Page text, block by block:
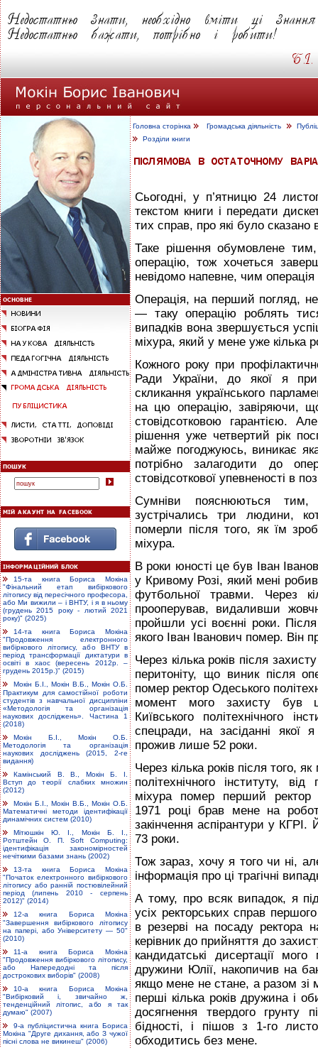
15-та книга Бориса Мокіна
"Фінальний етап вибіркового
літопису від пересічного професора,
або Ми вижили – і ВНТУ, і я в ньому
(грудень 2015 року - лютий 2021
року)" (2025)
14-та книга Бориса Мокіна
"Продовження електронного
вибіркового літопису, або ВНТУ в
період трансформації диктатури в
освіті в хаос (вересень 2012р. –
грудень 2015р.)" (2015)
Мокін Б.І., Мокін В.Б., Мокін О.Б.
Практикум для самостійної роботи
студентів з навчальної дисципліни
«Методологія та організація
наукових досліджень». Частина 1
(2018)
Мокін Б.І., Мокін О.Б.
Методологія та організація
наукових досліджень (2015, 2-ге
видання)
Камінський В. В., Мокін Б. І.
Вступ до теорії слабких множин
(2012)
Мокін Б.І., Мокін В.Б., Мокін О.Б.
Математичні методи ідентифікації
динамічних систем (2010)
Мітюшкін Ю. І., Мокін Б. І.,
Ротштейн О. П. Soft Computing:
ідентифікація закономірностей
нечіткими базами знань (2002)
13-та книга Бориса Мокіна
"Початок електронного вибіркового
літопису або ранній постювілейний
період (липень 2010 - серпень
2012)" (2014)
12-а книга Бориса Мокіна
"Завершення вибіркового літопису
на папері, або Університету — 50"
(2010)
11-а книга Бориса Мокіна
"Продовження вибіркового літопису,
або Напередодні та після
дострокових виборів" (2008)
10-а книга Бориса Мокіна
"Вибірковий і, звичайно ж,
тенденційний літопис, або я так
думаю" (2007)
9-а публіцистична книга Бориса
Мокіна "Друге дихання, або З чужої
пісні слова не викинеш" (2006)
Головна сторінка Громадська діяльність
Розділи книги
Сьогодні, у п’ятницю 24
текстом книги і передати
тих справ, про які було сказано
Таке рішення обумовлене
операцію, тож хочеться
невідомо напевне, чим операція
Операція, на перший погляд,
— таку операцію роблять
випадків вона звершується
міхура, який у мене уже кілька
Кожного року при
Ради України, до якої я
скликання українського
на цю операцію, завіряючи,
стовідсотковою гарантією.
рішення уже четвертий рік
майже погоджуюсь, виникає
потрібно залагодити до
стовідсоткової упевненості в
Сумніви пояснюються
зустрічались три людини,
померли після того, як їм
міхура.
В роки юності це був Іван
у Кривому Розі, який мені робив
футбольної травми. Через
прооперував, видаливши
пройшли усі воєнні роки. Після
якого Іван Іванович помер. Він
Через кілька років після
перитоніту, що виник після
помер ректор Одеського
момент мого захисту був
Київського політехнічного
спецради, на засіданні якої
прожив лише 52 роки.
Через кілька років після того,
політехнічного інституту,
міхура помер перший
1971 році брав мене на
закінчення аспірантури у
73 роки.
Тож зараз, хочу я того чи ні,
інформація про ці трагічні
А тому, про всяк випадок, я
усіх ректорських справ
в резерві на посаду ректора
керівник до прийняття до
кандидатські дисертації
дружини Юлії, накопичив на
якщо мене не стане, а разом зі
перші кілька років дружина і
досягнення твердого
бідності, і пішов з 1-го
обходитись без мене.